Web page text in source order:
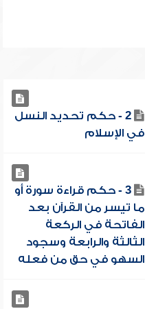
2 - حكم تحديد النسل
في الإسلام
3 - حكم قراءة سورة أو
ما تيسر من القرآن بعد
الفاتحة في الركعة
الثالثة والرابعة وسجود
السهو في حق من فعله